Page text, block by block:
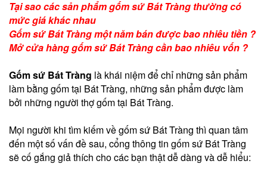
Tại sao các sản phẩm gốm sứ Bát Tràng thường có
mức giá khác nhau
Gốm sứ Bát Tràng một năm bán được bao nhiêu tiền ?
Mở cửa hàng gốm sứ Bát Tràng cần bao nhiêu vốn ?
Gốm sứ Bát Tràng là khái niệm để chỉ những sản phẩm
làm bằng gốm tại Bát Tràng, những sản phẩm được làm
bởi những người thợ gốm tại Bát Tràng.
Mọi người khi tìm kiếm về gốm sứ Bát Tràng thì quan tâm
đến một số vấn đề sau, cổng thông tin gốm sứ Bát Tràng
sẽ cố gắng giả thích cho các bạn thật dễ dàng và dễ hiểu: